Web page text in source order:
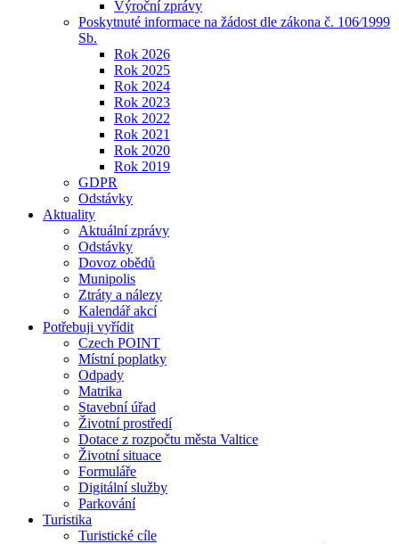
Výroční zprávy
Poskytnuté informace na žádost dle zákona č. 106⁄1999
Sb.
Rok 2026
Rok 2025
Rok 2024
Rok 2023
Rok 2022
Rok 2021
Rok 2020
Rok 2019
GDPR
Odstávky
Aktuality
Aktuální zprávy
Odstávky
Dovoz obědů
Munipolis
Ztráty a nálezy
Kalendář akcí
Potřebuji vyřídit
Czech POINT
Místní poplatky
Odpady
Matrika
Stavební úřad
Životní prostředí
Dotace z rozpočtu města Valtice
Životní situace
Formuláře
Digitální služby
Parkování
Turistika
Turistické cíle